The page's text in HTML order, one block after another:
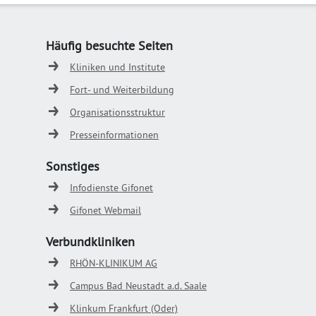
Häufig besuchte Seiten
Kliniken und Institute
Fort- und Weiterbildung
Organisationsstruktur
Presseinformationen
Sonstiges
Infodienste Gifonet
Gifonet Webmail
Verbundkliniken
RHÖN-KLINIKUM AG
Campus Bad Neustadt a.d. Saale
Klinkum Frankfurt (Oder)